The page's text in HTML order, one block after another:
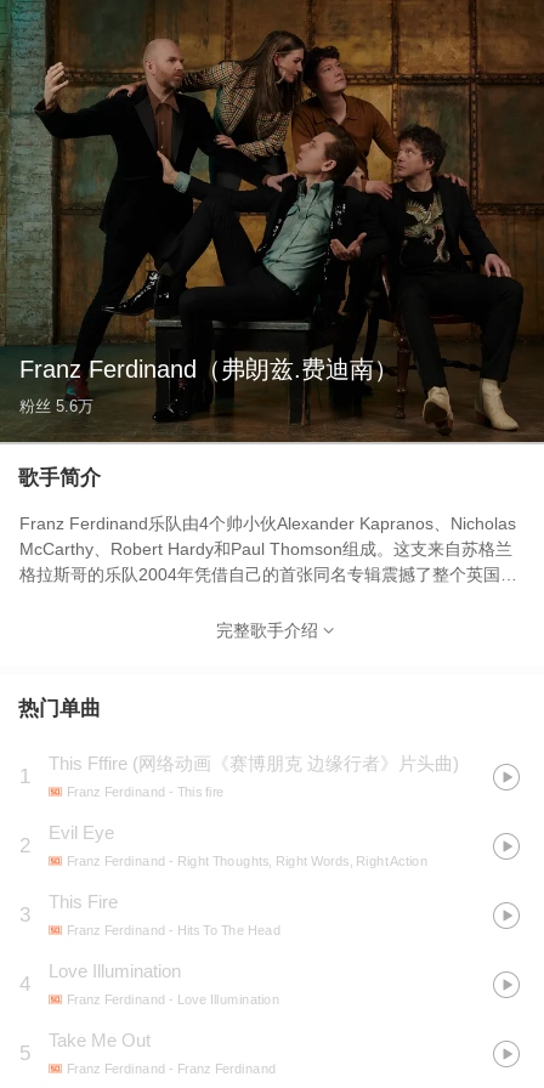
Franz Ferdinand （弗朗兹.费迪南）
粉丝 5.6万
歌手简介
Franz Ferdinand乐队由4个帅小伙Alexander Kapranos、Nicholas
McCarthy、Robert Hardy和Paul Thomson组成。这支来自苏格兰
格拉斯哥的乐队2004年凭借自己的首张同名专辑震撼了整个英国摇
Ferdinand 成为 英国摇滚乐2004年的代表作品之一，这张同名专辑
志Alternative Press的“2004年第一张伟大的摇滚专辑”、2004年英
合”以及第47届格莱美奖的最佳摇滚组合奖。
完整歌手介绍
热门单曲
1
This Fffire (网络动画《赛博朋克 边缘行者》片头曲)
Franz Ferdinand - This fire
2
Evil Eye
Franz Ferdinand - Right Thoughts, Right Words, Right Action
3
This Fire
Franz Ferdinand - Hits To The Head
4
Love Illumination
Franz Ferdinand - Love Illumination
5
Take Me Out
Franz Ferdinand - Franz Ferdinand